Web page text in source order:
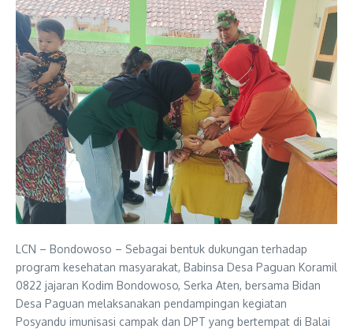
LCN – Bondowoso – Sebagai bentuk dukungan terhadap
program kesehatan masyarakat, Babinsa Desa Paguan Koramil
0822 jajaran Kodim Bondowoso, Serka Aten, bersama Bidan
Desa Paguan melaksanakan pendampingan kegiatan
Posyandu imunisasi campak dan DPT yang bertempat di Balai